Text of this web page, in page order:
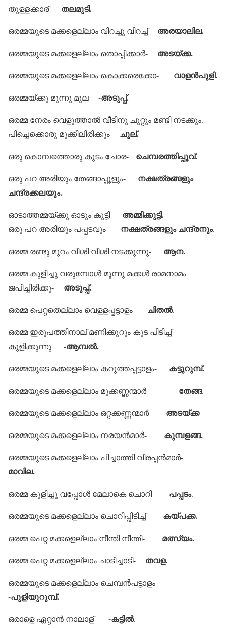
തുള്ളക്കാര്- തലമുടി.
ഒരമ്മയുടെ മക്കളെല്ലാം വിറച്ചു വിറച്ച്- അരയാലില.
ഒരമ്മയുടെ മക്കളെല്ലാം തൊപ്പിക്കാര്‍- അടയ്ക്ക.
ഒരമ്മയുടെ മക്കളെല്ലാം കൊക്കരെക്കോ- വാളന്‍പുളി.
ഒരമ്മയ്ക്കു മൂന്നു മുല -അടുപ്പ്.
ഒരമ്മ നേരം വെളുത്താല്‍ വീടിനു ചുറ്റും മണ്ടി നടക്കും.
പിച്ചെക്കൊരു മുക്കിലിരിക്കും- ചൂല്.
ഒരു കൊമ്പത്തൊരു കുടം ചോര- ചെമ്പരത്തിപ്പൂവ്.
ഒരു പറ അരിയും തേങ്ങാപ്പൂളും- നക്ഷത്രങ്ങളും
ചന്ദ്രക്കലയും.
ഓടാത്തമ്മയ്ക്കു ഓടും കുട്ടി- അമ്മിക്കുട്ടി.
ഒരു പറ അരിയും പപ്പടവും- നക്ഷത്രങ്ങളും ചന്ദ്രനും.
ഒരമ്മ രണ്ടു മുറം വീശി വീശി നടക്കുന്നു- ആന.
ഒരമ്മ കുളിച്ചു വരുമ്പോള്‍ മൂന്നു മക്കള്‍ രാമനാമം
ജപിച്ചിരിക്കു- അടുപ്പ്.
ഒരമ്മ പെറ്റതെല്ലാം വെള്ളപ്പട്ടാളം- ചിതല്‍.
ഒരമ്മ ഇരുപത്തിനാല് മണിക്കൂറും കുട പിടിച്ച്
കുളിക്കുന്നു -ആമ്പല്‍.
ഒരമ്മയുടെ മക്കളെല്ലാം കറുത്തപ്പട്ടാളം- കട്ടുറുമ്പ്.
ഒരമ്മയുടെ മക്കളെല്ലാം മുക്കണ്ണന്മാര്‍- തേങ്ങ.
ഒരമ്മയുടെ മക്കളെല്ലാം ഒറ്റക്കണ്ണന്മാര്‍- അടയ്ക്ക
ഒരമ്മയുടെ മക്കളെല്ലാം നരയന്‍മാര്‍- കുമ്പളങ്ങ.
ഒരമ്മയുടെ മക്കളെല്ലാം പിച്ചാത്തി വീരപ്പന്‍മാര്‍-
മാവില.
ഒരമ്മ കുളിച്ചു വപ്പോള്‍ മേലാകെ ചൊറി- പപ്പടം.
ഒരമ്മയുടെ മക്കളെല്ലാം ചൊറിപ്പിടിച്ച്- കയ്പക്ക.
ഒരമ്മ പെറ്റ മക്കളെല്ലാം നീന്തി നീന്തി- മത്സ്യം.
ഒരമ്മ പെറ്റ മക്കളെല്ലാം ചാടിച്ചാടി- തവള.
ഒരമ്മയുടെ മക്കളെല്ലാം ചെമ്പന്‍പട്ടാളം
-പുളിയുറുമ്പ്.
ഒരാളെ ഏറ്റാന്‍ നാലാള് -കട്ടില്‍.